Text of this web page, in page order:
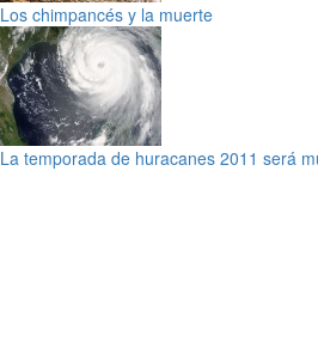
Los chimpancés y la muerte
La temporada de huracanes 2011 será